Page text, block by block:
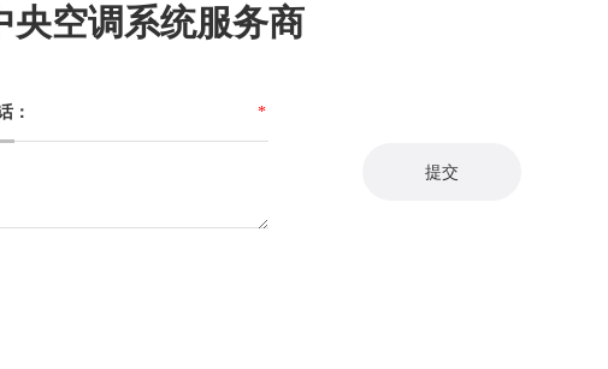
央空调系统服务商
： *